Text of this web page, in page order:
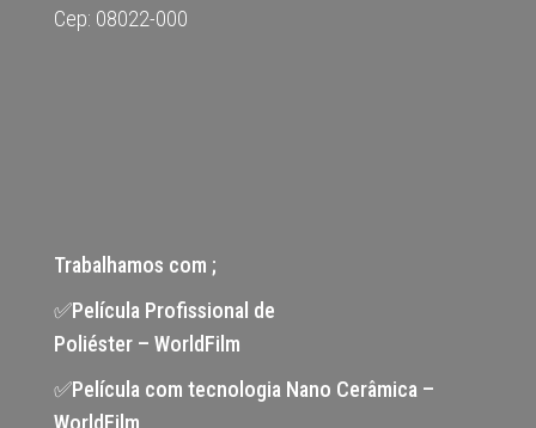
Cep: 08022-000
Trabalhamos com ;
✅Película Profissional de
Poliéster – WorldFilm
✅Película com tecnologia Nano Cerâmica –
WorldFilm